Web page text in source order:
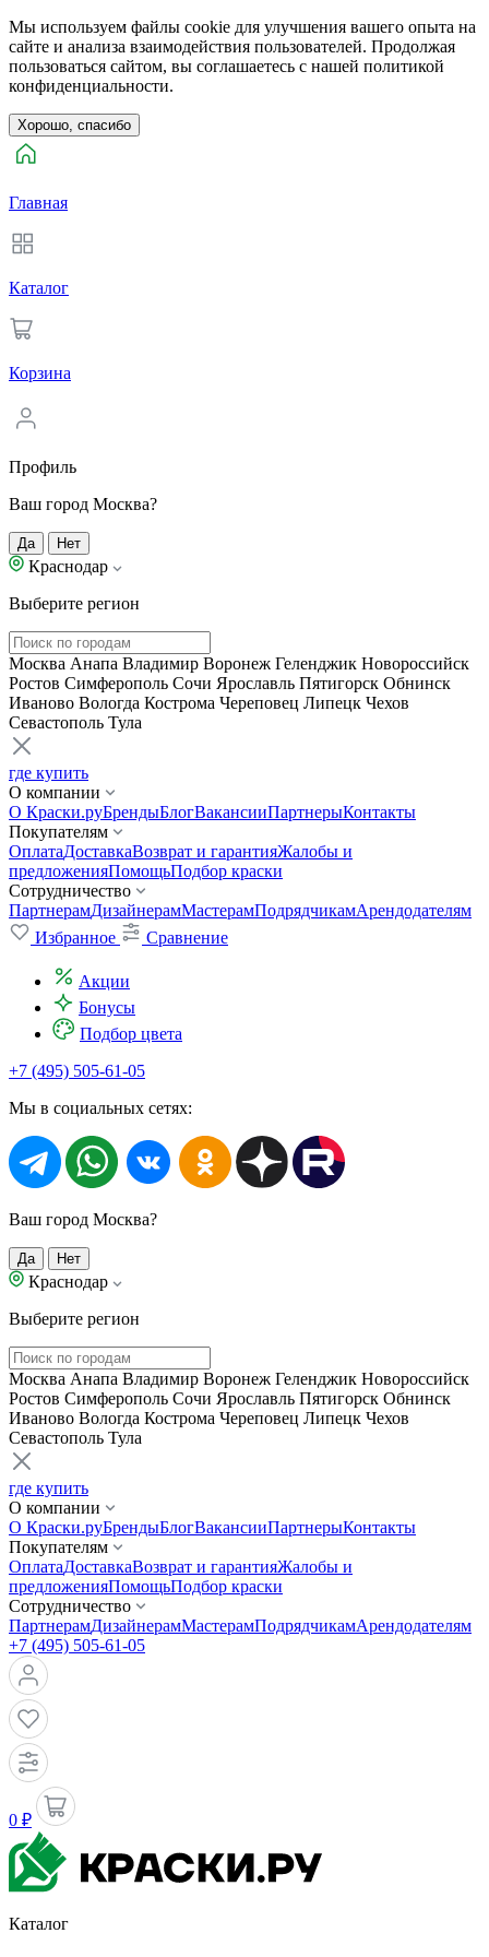
Мы используем файлы cookie для улучшения вашего опыта на
сайте и анализа взаимодействия пользователей. Продолжая
пользоваться сайтом, вы соглашаетесь с нашей политикой
конфиденциальности.
Хорошо, спасибо
Главная
Каталог
Корзина
Профиль
Ваш город Москва?
Да Нет
Краснодар
Выберите регион
Москва Анапа Владимир Воронеж Геленджик Новороссийск
Ростов Симферополь Сочи Ярославль Пятигорск Обнинск
Иваново Вологда Кострома Череповец Липецк Чехов
Севастополь Тула
где купить
О компании
О Краски.руБрендыБлогВакансииПартнерыКонтакты
Покупателям
ОплатаДоставкаВозврат и гарантияЖалобы и
предложенияПомощьПодбор краски
Сотрудничество
ПартнерамДизайнерамМастерамПодрядчикамАрендодателям
Избранное
Сравнение
Акции
Бонусы
Подбор цвета
+7 (495) 505-61-05
Мы в социальных сетях:
Ваш город Москва?
Да Нет
Краснодар
Выберите регион
Москва Анапа Владимир Воронеж Геленджик Новороссийск
Ростов Симферополь Сочи Ярославль Пятигорск Обнинск
Иваново Вологда Кострома Череповец Липецк Чехов
Севастополь Тула
где купить
О компании
О Краски.руБрендыБлогВакансииПартнерыКонтакты
Покупателям
ОплатаДоставкаВозврат и гарантияЖалобы и
предложенияПомощьПодбор краски
Сотрудничество
ПартнерамДизайнерамМастерамПодрядчикамАрендодателям
+7 (495) 505-61-05
0 ₽
Каталог